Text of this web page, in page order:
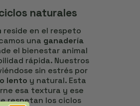
naturales
reside en el respeto
una ganadería
el bienestar animal
rápida. Nuestros
sin estrés por
lento y natural. Esta
esa textura y ese
respetan los ciclos